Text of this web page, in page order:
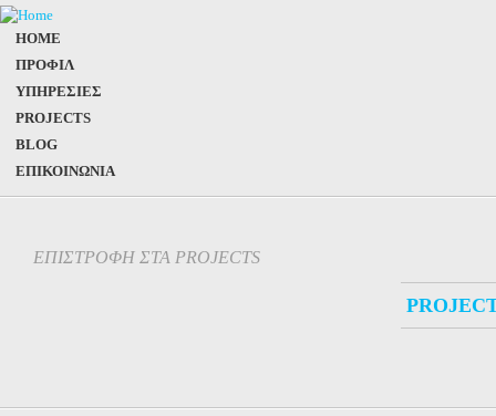
HOME
ΠΡΟΦΙΛ
ΥΠΗΡΕΣΙΕΣ
PROJECTS
BLOG
ΕΠΙΚΟΙΝΩΝΙΑ
ΕΠΙΣΤΡΟΦΗ ΣΤΑ PROJECTS